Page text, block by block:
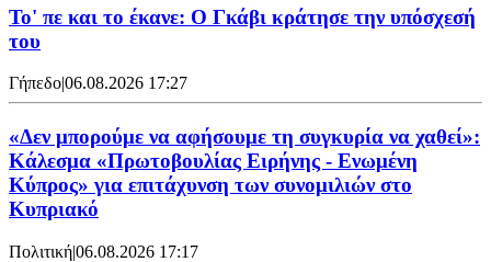
Το' πε και το έκανε: Ο Γκάβι κράτησε την υπόσχεσή
του
Γήπεδο|06.08.2026 17:27
«Δεν μπορούμε να αφήσουμε τη συγκυρία να χαθεί»:
Κάλεσμα «Πρωτοβουλίας Ειρήνης - Ενωμένη
Κύπρος» για επιτάχυνση των συνομιλιών στο
Κυπριακό
Πολιτική|06.08.2026 17:17